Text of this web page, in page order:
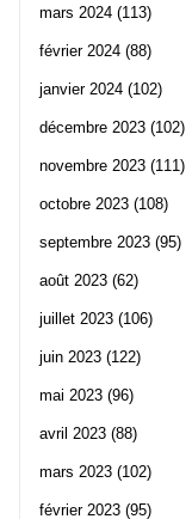
mars 2024 (113)
février 2024 (88)
janvier 2024 (102)
décembre 2023 (102)
novembre 2023 (111)
octobre 2023 (108)
septembre 2023 (95)
août 2023 (62)
juillet 2023 (106)
juin 2023 (122)
mai 2023 (96)
avril 2023 (88)
mars 2023 (102)
février 2023 (95)